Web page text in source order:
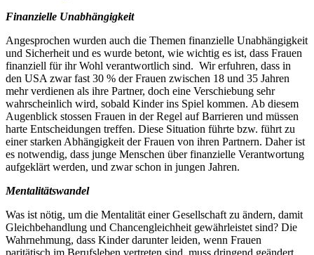
Finanzielle Unabhängigkeit
Angesprochen wurden auch die Themen finanzielle Unabhängigkeit
und Sicherheit und es wurde betont, wie wichtig es ist, dass Frauen
finanziell für ihr Wohl verantwortlich sind. Wir erfuhren, dass in
den USA zwar fast 30 % der Frauen zwischen 18 und 35 Jahren
mehr verdienen als ihre Partner, doch eine Verschiebung sehr
wahrscheinlich wird, sobald Kinder ins Spiel kommen. Ab diesem
Augenblick stossen Frauen in der Regel auf Barrieren und müssen
harte Entscheidungen treffen. Diese Situation führte bzw. führt zu
einer starken Abhängigkeit der Frauen von ihren Partnern. Daher ist
es notwendig, dass junge Menschen über finanzielle Verantwortung
aufgeklärt werden, und zwar schon in jungen Jahren.
Mentalitätswandel
Was ist nötig, um die Mentalität einer Gesellschaft zu ändern, damit
Gleichbehandlung und Chancengleichheit gewährleistet sind? Die
Wahrnehmung, dass Kinder darunter leiden, wenn Frauen